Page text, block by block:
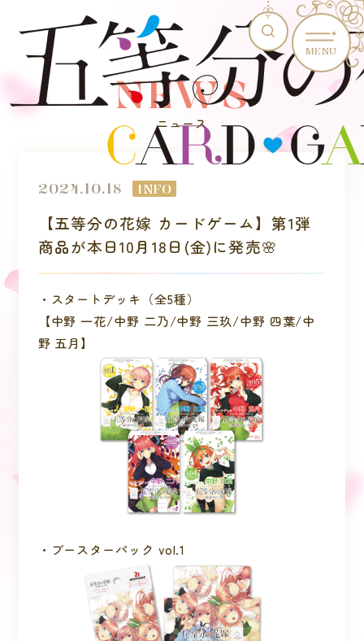
MENU
NEWS
ニュース
2024.10.18 INFO
【五等分の花嫁 カードゲーム】第1弾
商品が本日10月18日(金)に発売🌸
・スタートデッキ（全5種）
【中野 一花/中野 二乃/中野 三玖/中野 四葉/中
野 五月】
・ブースターパック vol.1